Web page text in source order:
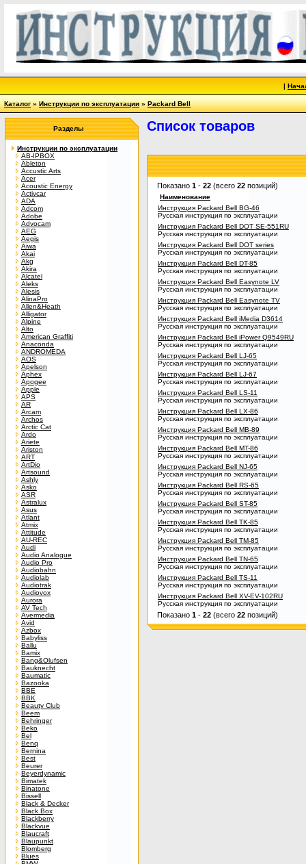
|
Каталог»Инструкции по эксплуатации»Packard Bell
Разделы
Инструкции по эксплуатации
AB-IPBOX
Ableton
Accustic Arts
Acer
Acoustic Energy
Activcar
ADA
Adcom
Adobe
Advocam
AEG
Aegis
Aiwa
Akai
Akg
Akira
Alcatel
Aleks
Alesis
AlinaPro
Allen&Heath
Alligator
Alpine
Alto
American Graffiti
Anaconda
ANDROMEDA
AOS
Apelson
Aphex
Apogee
Apple
APS
AR
Arcam
Archos
Arctic Cat
Ardo
Ariete
Ariston
ART
ArtDio
Artsound
Ashly
Asko
ASR
Astralux
Asus
Atlant
Atmix
Attitude
AU-REC
Audi
Audio Analogue
Audio Pro
Audiobahn
Audiolab
Audiotrak
Audiovox
Aurora
AV Tech
Avermedia
Avid
Azbox
Babyliss
Ballu
Bamix
Bang&Olufsen
Bauknecht
Baumatic
Bazooka
BBE
BBK
Beauty Club
Beem
Behringer
Beko
Bel
Benq
Bernina
Best
Beurer
Beyerdynamic
Bimatek
Binatone
Bissell
Black & Decker
Black Box
Blackberry
Blackvue
Blaucraft
Blaupunkt
Blomberg
Blues
Список товаров
Показано 1 - 22 (всего 22 позиций)
Наименование
Инструкция Packard Bell BG-46
Русская инструкция по эксплуатации
Инструкция Packard Bell DOT SE-551RU
Русская инструкция по эксплуатации
Инструкция Packard Bell DOT series
Русская инструкция по эксплуатации
Инструкция Packard Bell DT-85
Русская инструкция по эксплуатации
Инструкция Packard Bell Easynote LV
Русская инструкция по эксплуатации
Инструкция Packard Bell Easynote TV
Русская инструкция по эксплуатации
Инструкция Packard Bell iMedia D3614
Русская инструкция по эксплуатации
Инструкция Packard Bell iPower Q9549RU
Русская инструкция по эксплуатации
Инструкция Packard Bell LJ-65
Русская инструкция по эксплуатации
Инструкция Packard Bell LJ-67
Русская инструкция по эксплуатации
Инструкция Packard Bell LS-11
Русская инструкция по эксплуатации
Инструкция Packard Bell LX-86
Русская инструкция по эксплуатации
Инструкция Packard Bell MB-89
Русская инструкция по эксплуатации
Инструкция Packard Bell MT-86
Русская инструкция по эксплуатации
Инструкция Packard Bell NJ-65
Русская инструкция по эксплуатации
Инструкция Packard Bell RS-65
Русская инструкция по эксплуатации
Инструкция Packard Bell ST-85
Русская инструкция по эксплуатации
Инструкция Packard Bell TK-85
Русская инструкция по эксплуатации
Инструкция Packard Bell TM-85
Русская инструкция по эксплуатации
Инструкция Packard Bell TN-65
Русская инструкция по эксплуатации
Инструкция Packard Bell TS-11
Русская инструкция по эксплуатации
Инструкция Packard Bell XV-EV-102RU
Русская инструкция по эксплуатации
Показано 1 - 22 (всего 22 позиций)